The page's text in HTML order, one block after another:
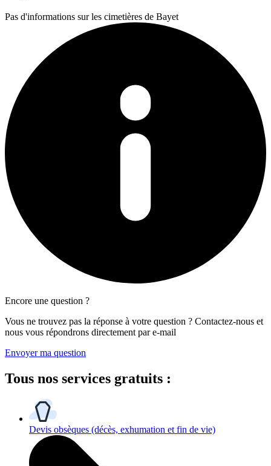
Pas d'informations sur les cimetières de Bayet
Encore une question ?
Vous ne trouvez pas la réponse à votre question ? Contactez-nous et
nous vous répondrons directement par e-mail
Envoyer ma question
Tous nos services gratuits :
Devis obsèques (décès, exhumation et fin de vie)